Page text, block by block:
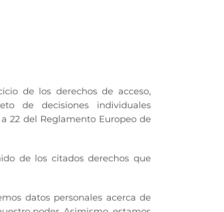
de los derechos de acceso,
de decisiones individuales
22 del Reglamento Europeo de
de los citados derechos que
datos personales acerca de